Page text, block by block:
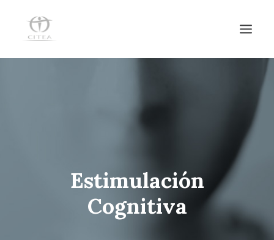
CENTRO DE DÍAEstimulación
Cognitiva